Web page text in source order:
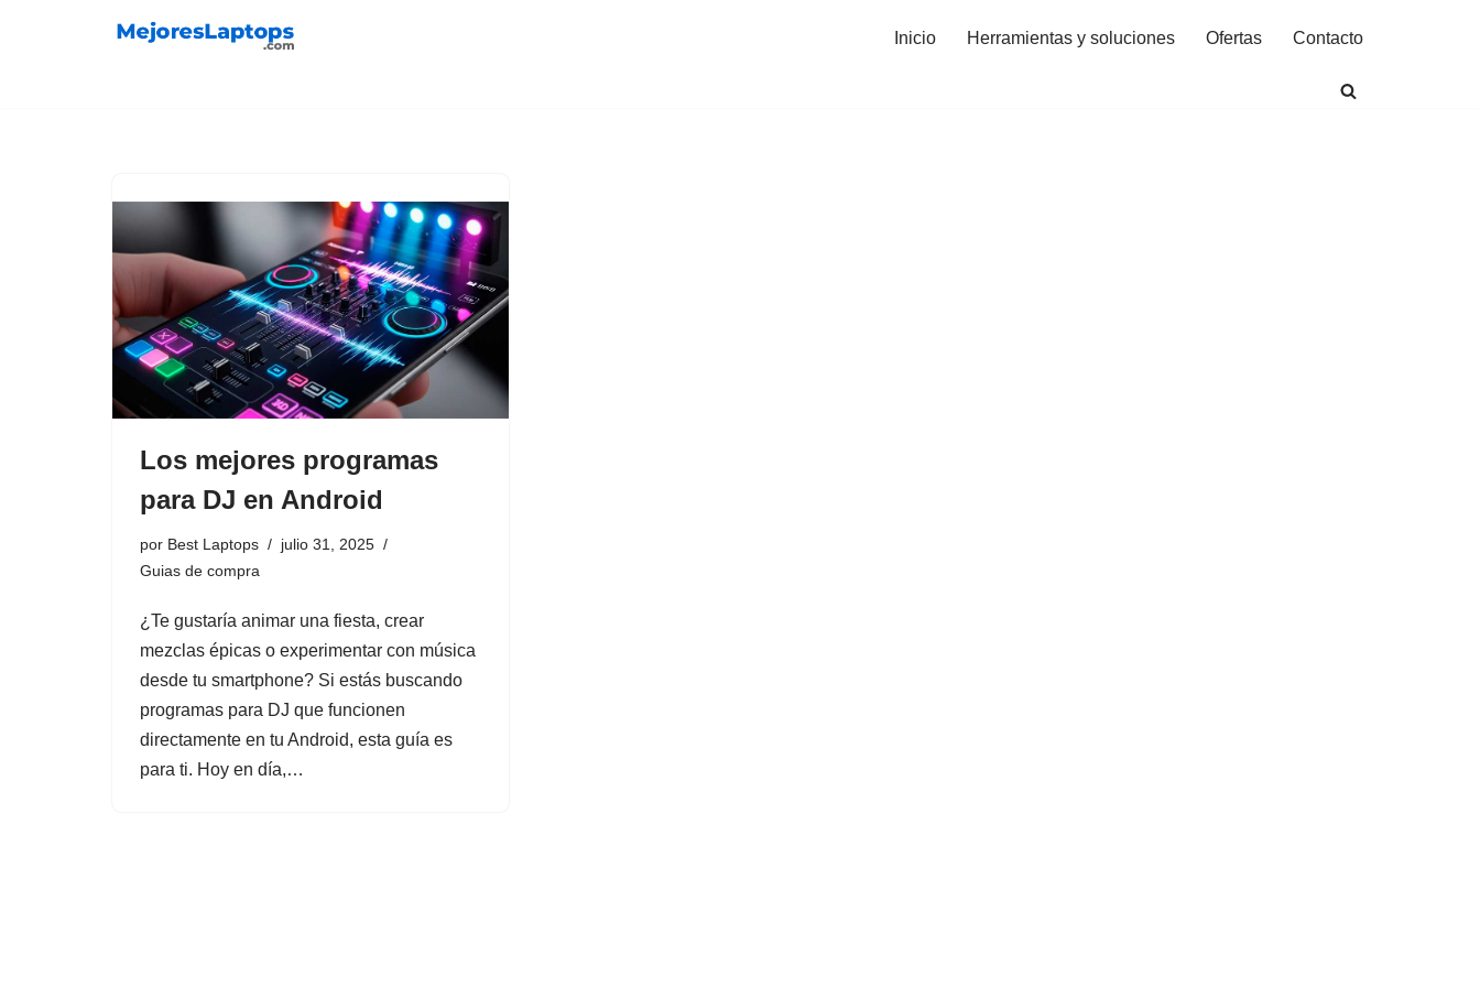
Inicio Herramientas y soluciones Ofertas Contacto
Los mejores programas
para DJ en Android
por Best Laptops
julio 31, 2025
Guias de compra
¿Te gustaría animar una fiesta, crear
mezclas épicas o experimentar con música
desde tu smartphone? Si estás buscando
programas para DJ que funcionen
directamente en tu Android, esta guía es
para ti. Hoy en día,…